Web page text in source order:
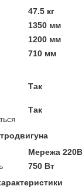
47.5 кг
1350 мм
1200 мм
710 мм
Так
Так
Мережа 220В
750 Вт